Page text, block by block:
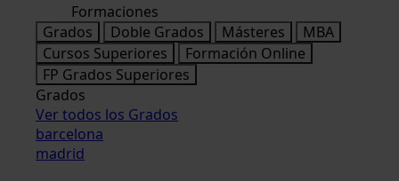
Formaciones
Grados
Doble Grados Másteres
MBA
Cursos Superiores
Formación Online
FP Grados Superiores
Grados
Ver todos los Grados
barcelona
madrid